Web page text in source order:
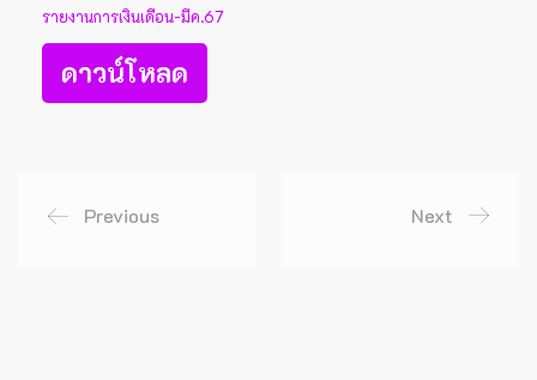
รายงานการเงินเดือน-มีค.67
ดาวน์โหลด
Previous Next